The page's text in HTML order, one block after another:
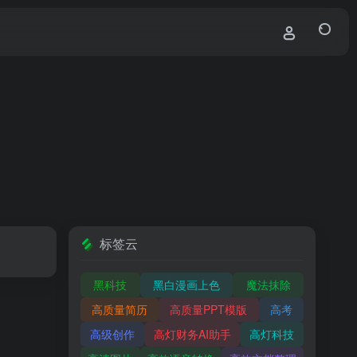
标签云
黑科技 黑白漫画上色
魔法抹除
高质量简历
高质量PPT模版
高考
高级创作
高灯财务AI助手
高灯科技